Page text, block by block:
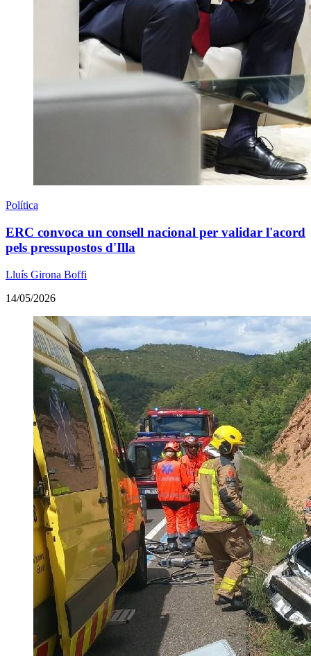
Política
ERC convoca un consell nacional per validar l'acord
pels pressupostos d'Illa
Lluís Girona Boffi
14/05/2026